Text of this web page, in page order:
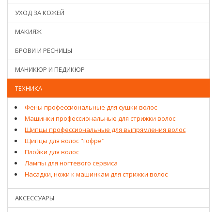
УХОД ЗА КОЖЕЙ
МАКИЯЖ
БРОВИ И РЕСНИЦЫ
МАНИКЮР И ПЕДИКЮР
ТЕХНИКА
Фены профессиональные для сушки волос
Машинки профессиональные для стрижки волос
Щипцы профессиональные для выпрямления волос
Щипцы для волос "гофре"
Плойки для волос
Лампы для ногтевого сервиса
Насадки, ножи к машинкам для стрижки волос
АКСЕССУАРЫ